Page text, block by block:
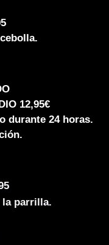
12,95€
durante 24 horas.
la parrilla.